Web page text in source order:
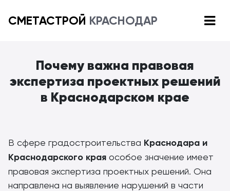
СМЕТАСТРОЙ КРАСНОДАР
Почему важна правовая
экспертиза проектных решений
в Краснодарском крае
В сфере градостроительства Краснодара и
Краснодарского края особое значение имеет
правовая экспертиза проектных решений. Она
направлена на выявление нарушений в части